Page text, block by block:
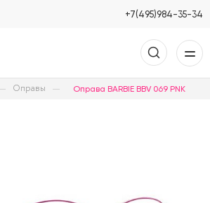
+7(495)984-35-34
Оправы Оправа BARBIE BBV 069 PNK